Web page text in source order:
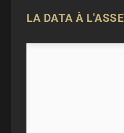
LA DATA À L'ASSE